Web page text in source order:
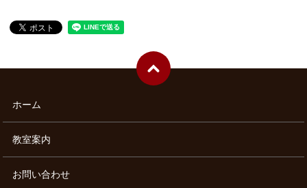
ホーム
教室案内
お問い合わせ